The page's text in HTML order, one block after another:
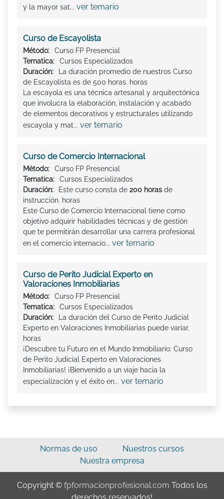
y la mayor sat... ver temario
Curso de Escayolista
Método:
Curso FP Presencial
Tematica:
Cursos Especializados
Duración:
La duración promedio de nuestros Curso
de Escayolista es de 500 horas. horas
La escayola es una técnica artesanal y arquitectónica
que involucra la elaboración, instalación y acabado
de elementos decorativos y estructurales utilizando
escayola y mat... ver temario
Curso de Comercio Internacional
Método:
Curso FP Presencial
Tematica:
Cursos Especializados
Duración:
Este curso consta de 200 horas de
instrucción. horas
Este Curso de Comercio Internacional tiene como
objetivo adquirir habilidades técnicas y de gestión
que te permitirán desarrollar una carrera profesional
en el comercio internacio... ver temario
Curso de Perito Judicial Experto en
Valoraciones Inmobiliarias
Método:
Curso FP Presencial
Tematica:
Cursos Especializados
Duración:
La duración del Curso de Perito Judicial
Experto en Valoraciones Inmobiliarias puede variar.
horas
¡Descubre tu Futuro en el Mundo Inmobiliario: Curso
de Perito Judicial Experto en Valoraciones
Inmobiliarias! ¡Bienvenido a un viaje hacia la
especialización y el éxito en... ver temario
Normas de uso
Nuestros cursos
Nuestra empresa
Copyright © fpformacionprofesional.com Todos los
derechos reservados!